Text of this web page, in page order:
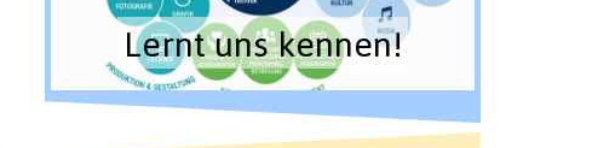
Lernt uns kennen!